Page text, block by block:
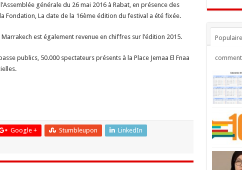
générale du 26 mai 2016 à Rabat, en présence des
Fondation, La date de la 16ème édition du festival a été fixée.
est également revenue en chiffres sur l’édition 2015.
publics, 50.000 spectateurs présents à la Place Jemaa El Fnaa
Google + Stumbleupon
LinkedIn
Populaire